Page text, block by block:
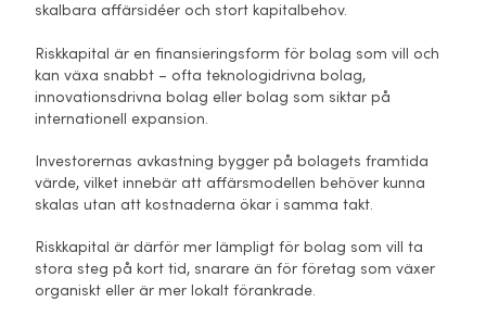
skalbara affärsidéer och stort kapitalbehov.
Riskkapital är en finansieringsform för bolag som vill och
kan växa snabbt – ofta teknologidrivna bolag,
innovationsdrivna bolag eller bolag som siktar på
internationell expansion.
Investorernas avkastning bygger på bolagets framtida
värde, vilket innebär att affärsmodellen behöver kunna
skalas utan att kostnaderna ökar i samma takt.
Riskkapital är därför mer lämpligt för bolag som vill ta
stora steg på kort tid, snarare än för företag som växer
organiskt eller är mer lokalt förankrade.